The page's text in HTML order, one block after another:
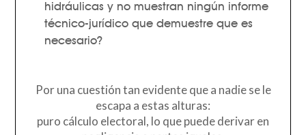
hidráulicas y no muestran ningún informe
técnico-jurídico que demuestre que es
necesario?
Por una cuestión tan evidente que a nadie se le
escapa a estas alturas:
puro cálculo electoral, lo que puede derivar en